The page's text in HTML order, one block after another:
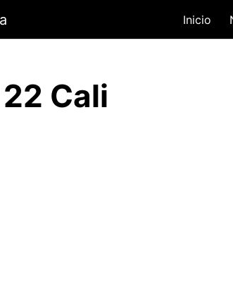
Inicio
Cali